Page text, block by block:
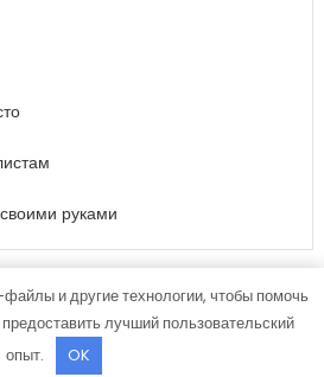
руками
Magazine от
файлы и другие технологии, чтобы помочь
лучший пользовательский
опыт.
OK